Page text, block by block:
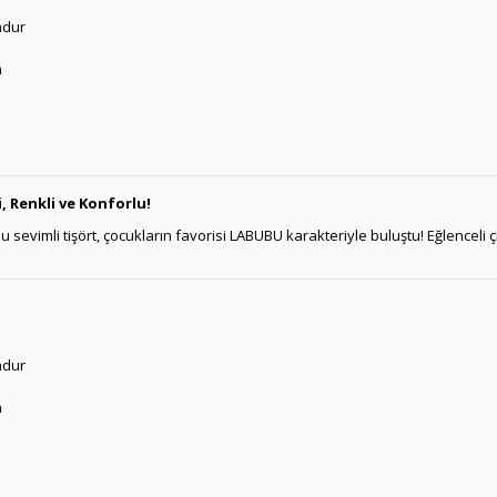
Renkli ve Konforlu!
tişört, çocukların favorisi LABUBU karakteriyle buluştu! Eğlenceli